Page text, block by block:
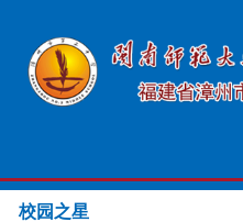
校园之星